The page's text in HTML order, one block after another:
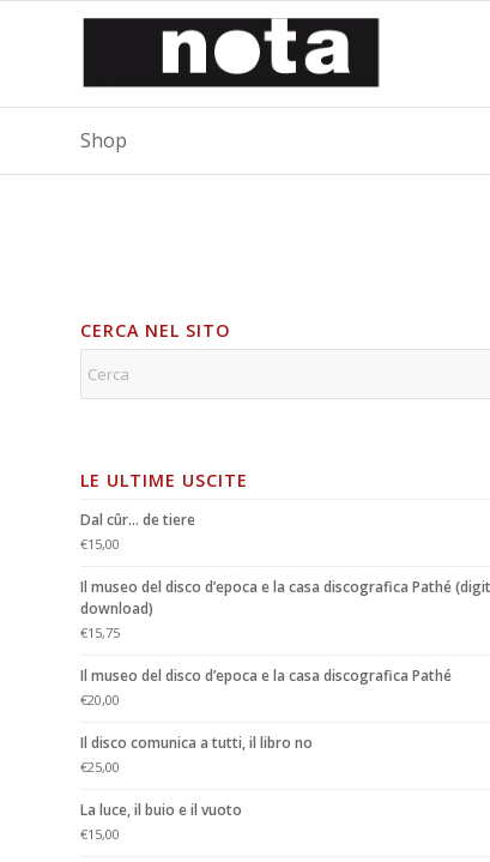
Shop
CERCA NEL SITO
LE ULTIME USCITE
Dal cûr... de tiere
€15,00
Il museo del disco d’epoca e la casa discografica Pathé
download)
€15,75
Il museo del disco d’epoca e la casa discografica Pathé
€20,00
Il disco comunica a tutti, il libro no
€25,00
La luce, il buio e il vuoto
€15,00